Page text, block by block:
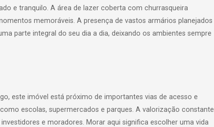
e tranquilo. A área de lazer coberta com churrasqueira
memoráveis. A presença de vastos armários planejados
parte integral do seu dia a dia, deixando os ambientes sempre
este imóvel está próximo de importantes vias de acesso e
escolas, supermercados e parques. A valorização constante
e moradores. Morar aqui significa escolher uma vida